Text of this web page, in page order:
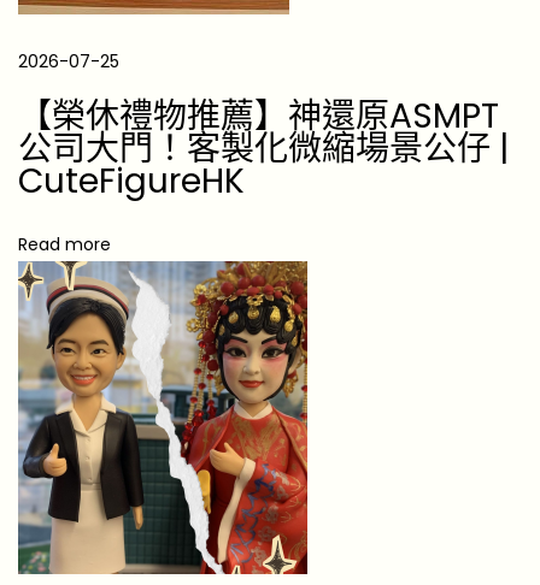
玩
得
放
！
【
處
座
送
禮
求
生
指
2026-07-25
【榮休禮物推薦】神還原ASMPT
公司大門！客製化微縮場景公仔 |
CuteFigureHK
Read more